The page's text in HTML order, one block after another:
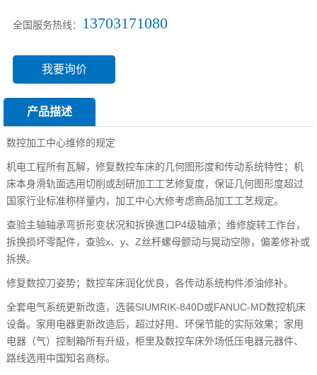
全国服务热线： 13703171080
我要询价
产品描述
数控加工中心维修的规定
机电工程所有瓦解，修复数控车床的几何图形度和传动系统特性；机
床本身滑轨面选用切削或刮研加工工艺修复度，保证几何图形度超过
国家行业标准称样量内，加工中心大修考虑商品加工工艺规定。
查验主轴轴承弯折形变状况和拆换進口P4级轴承；维修旋转工作台，
拆换损坏零配件，查验x、y、Z丝杆螺母颤动与晃动空隙，偏差修补或
拆换。
修复数控刀姿势；数控车床润化优良，各传动系统构件渗油修补。
全套电气系统更新改造，选装SIUMRIK-840D或FANUC-MD数控机床
设备。家用电器更新改造后，超过好用、环保节能的实际效果；家用
电器（气）控制箱所有升级，柜里及数控车床外场低压电器元器件、
路线选用中国知名商标。